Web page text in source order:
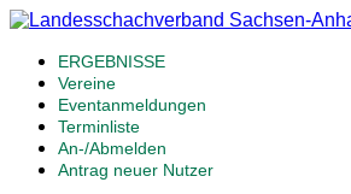
ERGEBNISSE
Vereine
Eventanmeldungen
Terminliste
An-/Abmelden
Antrag neuer Nutzer